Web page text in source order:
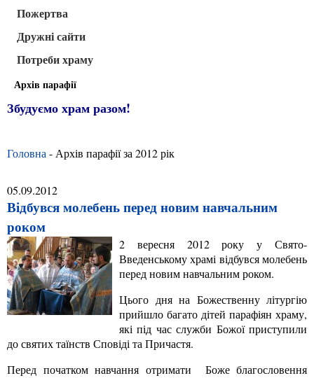
Пожертва
Дружні сайти
Потреби храму
Архів парафії
Збудуємо храм разом!
Головна - Архів парафії за 2012 рік
05.09.2012
Відбувся молебень перед новим навчальним
роком
2 вересня 2012 року у Свято-
Введенському храмі відбувся молебень
перед новим навчальним роком.
Цього дня на Божественну літургію
прийшло багато дітей парафіян храму,
які під час служби Божої приступили
до святих таїнств Сповіді та Причастя.
Перед початком навчання отримати Боже благословення